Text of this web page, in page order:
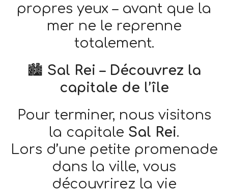
propres yeux – avant que la
mer ne le reprenne
totalement.
🏙️ Sal Rei – Découvrez la
capitale de l’île
Pour terminer, nous visitons
la capitale Sal Rei.
Lors d’une petite promenade
dans la ville, vous
découvrirez la vie